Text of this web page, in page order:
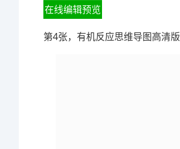
在线编辑预览
第4张，有机反应思维导图高清版